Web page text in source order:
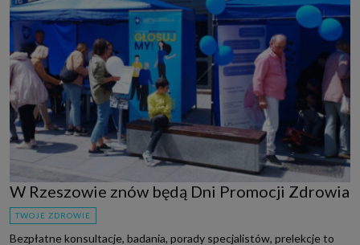
W Rzeszowie znów będą Dni Promocji Zdrowia
TWOJE ZDROWIE
Bezpłatne konsultacje, badania, porady specjalistów, prelekcje to